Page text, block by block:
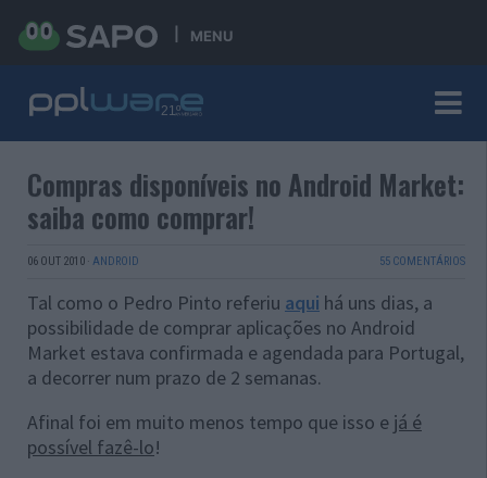
MENU
Compras disponíveis no Android Market:
saiba como comprar!
06 OUT 2010 · ANDROID 55 COMENTÁRIOS
Tal como o Pedro Pinto referiu aqui há uns dias, a
possibilidade de comprar aplicações no Android
Market estava confirmada e agendada para Portugal,
a decorrer num prazo de 2 semanas.
Afinal foi em muito menos tempo que isso e já é
possível fazê-lo!